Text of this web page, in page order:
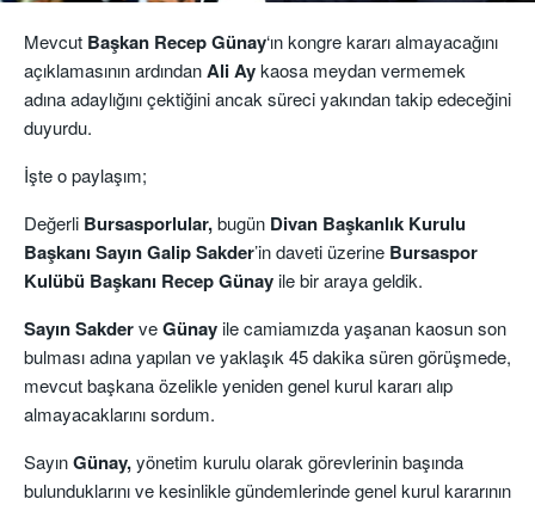
Mevcut Başkan Recep Günay‘ın kongre kararı almayacağını
açıklamasının ardındanAli Aykaosa meydan vermemek
adına adaylığını çektiğini ancak süreci yakından takip edeceğini
duyurdu.
İşte o paylaşım;
Değerli Bursasporlular,bugün Divan Başkanlık Kurulu
Başkanı Sayın Galip Sakder’in daveti üzerine Bursaspor
Kulübü Başkanı Recep Günayile bir araya geldik.
Sayın SakderveGünayile camiamızda yaşanan kaosun son
bulması adına yapılan ve yaklaşık 45 dakika süren görüşmede,
mevcut başkana özelikle yeniden genel kurul kararı alıp
almayacaklarını sordum.
SayınGünay,yönetim kurulu olarak görevlerinin başında
bulunduklarını ve kesinlikle gündemlerinde genel kurul kararının